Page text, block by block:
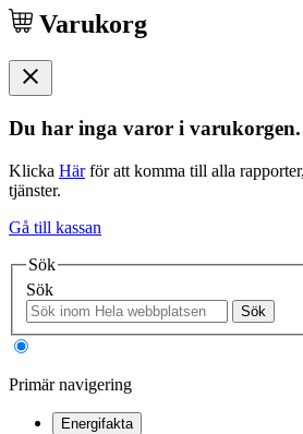
Varukorg
Du har inga varor i varukorgen.
Klicka Härför att komma till alla
tjänster.
Gå till kassan
Sök
Sök
Sök
Primär navigering
Energifakta